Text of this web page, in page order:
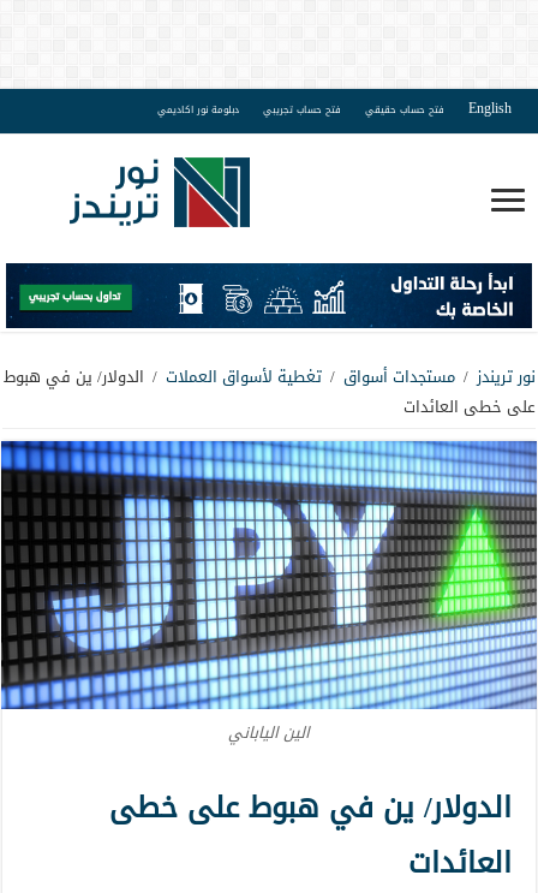
English فتح حساب حقيقي فتح حساب تجريبي دبلومة نور اكاديمي
نور تريندز / مستجدات أسواق / تغطية لأسواق العملات / الدولار/ ين في هبوط
على خطى العائدات
الين الياباني
الدولار/ ين في هبوط على خطى
العائدات